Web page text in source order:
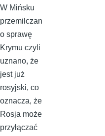
W Mińsku
przemilczan
o sprawę
Krymu czyli
uznano, że
jest już
rosyjski, co
oznacza, że
Rosja może
przyłączać